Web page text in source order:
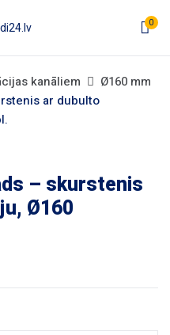
0
kanāliem
Ø160 mm
ar dubulto
– skurstenis
Ø160